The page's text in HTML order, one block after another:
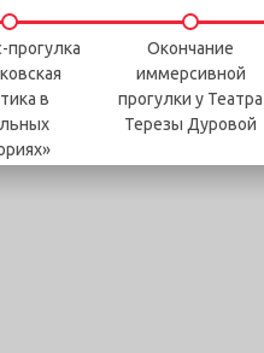
прогулка
в
Окончание
иммерсивной
прогулки у Театра
Терезы Дуровой